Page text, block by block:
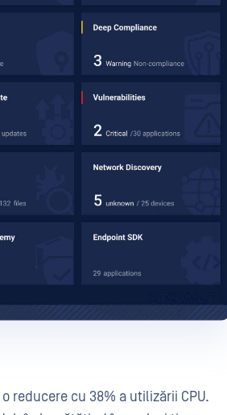
reducere cu 38% a utilizării CPU.